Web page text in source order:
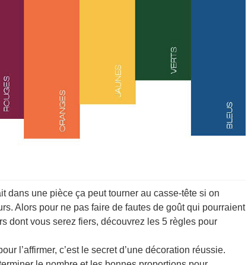
dans une pièce ça peut tourner au casse-tête si on
Alors pour ne pas faire de fautes de goût qui pourraient
dont vous serez fiers, découvrez les 5 règles pour
l’affirmer, c’est le secret d’une décoration réussie.